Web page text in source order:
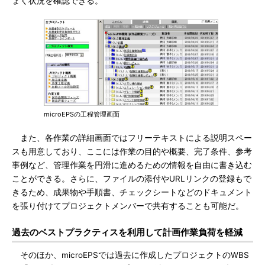
microEPSの工程管理画面
また、各作業の詳細画面ではフリーテキストによる説明スペー
スも用意しており、ここには作業の目的や概要、完了条件、参考
事例など、管理作業を円滑に進めるための情報を自由に書き込む
ことができる。さらに、ファイルの添付やURLリンクの登録もで
きるため、成果物や手順書、チェックシートなどのドキュメント
を張り付けてプロジェクトメンバーで共有することも可能だ。
過去のベストプラクティスを利用して計画作業負荷を軽減
そのほか、microEPSでは過去に作成したプロジェクトのWBS